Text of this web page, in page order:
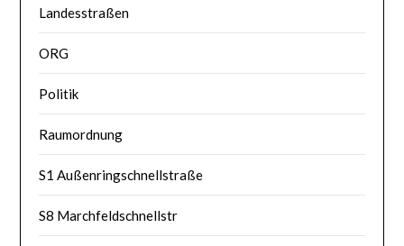
Landesstraßen
ORG
Politik
Raumordnung
S1 Außenringschnellstraße
S8 Marchfeldschnellstr